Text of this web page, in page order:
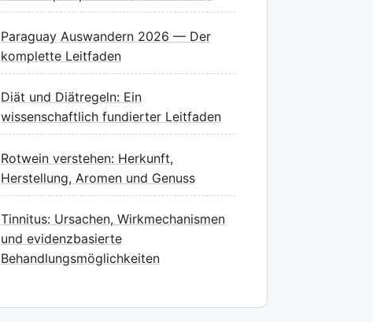
Paraguay Auswandern 2026 — Der
komplette Leitfaden
Diät und Diätregeln: Ein
wissenschaftlich fundierter Leitfaden
Rotwein verstehen: Herkunft,
Herstellung, Aromen und Genuss
Tinnitus: Ursachen, Wirkmechanismen
und evidenzbasierte
Behandlungsmöglichkeiten